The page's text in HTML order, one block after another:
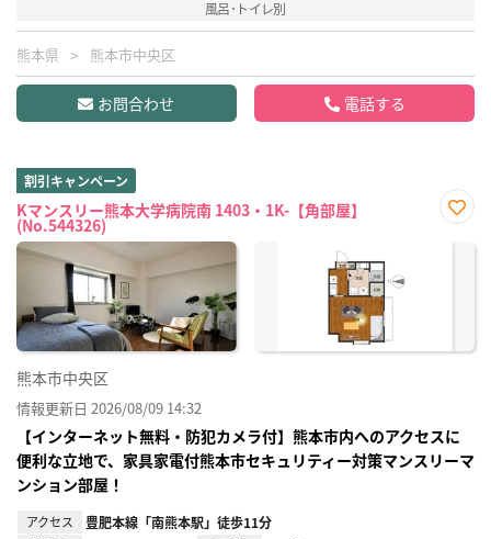
風呂･トイレ別
熊本県 熊本市中央区
お問合わせ 電話する
割引キャンペーン
Kマンスリー熊本大学病院南 1403・1K-【角部屋】
(No.544326)
に入
熊本市中央区
情報更新日 2026/08/09 14:32
【インターネット無料・防犯カメラ付】熊本市内へのアクセスに
便利な立地で、家具家電付熊本市セキュリティー対策マンスリーマ
ンション部屋！
アクセス 豊肥本線「南熊本駅」徒歩11分